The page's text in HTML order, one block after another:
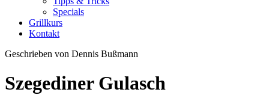
Specials
Grillkurs
Kontakt
Geschrieben von Dennis Bußmann
Szegediner Gulasch